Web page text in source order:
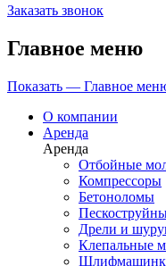
Заказать звонок
Главное меню
Показать — Главное
О компании
Аренда
Аренда
Отбойные
Компрессоры
Бетоноломы
Дрели и
Клепальные